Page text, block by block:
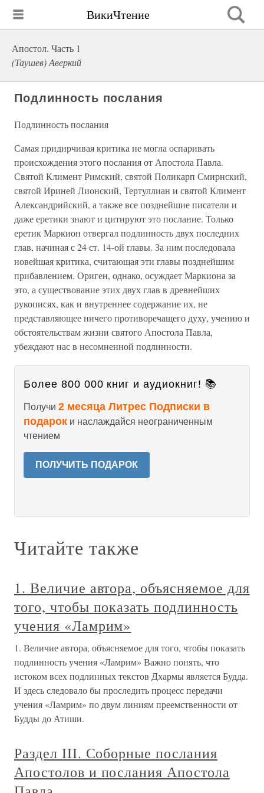
ВикиЧтение
Апостол. Часть 1
(Таушев) Аверкий
Подлинность послания
Подлинность послания
Самая придирчивая критика не могла оспаривать
происхождения этого послания от Апостола Павла.
Святой Климент Римский, святой Поликарп Смирнский,
святой Ириней Лионский, Тертуллиан и святой Климент
Александрийский, а также все позднейшие писатели и
даже еретики знают и цитируют это послание. Только
еретик Маркион отвергал подлинность двух последних
глав, начиная с 24 ст. 14-ой главы. За ним последовала
новейшая критика, считающая эти главы позднейшим
прибавлением. Ориген, однако, осуждает Маркиона за
это, а существование этих двух глав в древнейших
рукописях, как и внутреннее содержание их, не
представляющее ничего противоречащего духу, учению и
обстоятельствам жизни святого Апостола Павла,
убеждают нас в несомненной подлинности.
Более 800 000 книг и аудиокниг! 📚
Получи 2 месяца Литрес Подписки в
подарок и наслаждайся неограниченным
чтением
ПОЛУЧИТЬ ПОДАРОК
Читайте также
1. Величие автора, объясняемое для
того, чтобы показать подлинность
учения «Ламрим»
1. Величие автора, объясняемое для того, чтобы показать
подлинность учения «Ламрим» Важно понять, что
истоком всех подлинных текстов Дхармы является Будда.
И здесь следовало бы проследить процесс передачи
учения «Ламрим» по двум линиям преемственности от
Будды до Атиши.
Раздел III. Соборные послания
Апостолов и послания Апостола